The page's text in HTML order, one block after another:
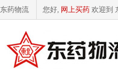
东药物流 您好, 网上买药 欢迎到